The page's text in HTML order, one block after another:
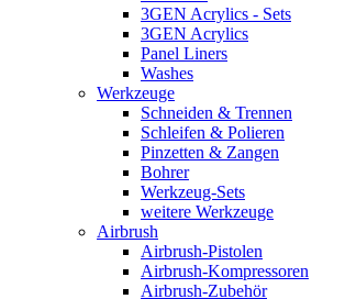
3GEN Acrylics - Sets
3GEN Acrylics
Panel Liners
Washes
Werkzeuge
Schneiden & Trennen
Schleifen & Polieren
Pinzetten & Zangen
Bohrer
Werkzeug-Sets
weitere Werkzeuge
Airbrush
Airbrush-Pistolen
Airbrush-Kompressoren
Airbrush-Zubehör